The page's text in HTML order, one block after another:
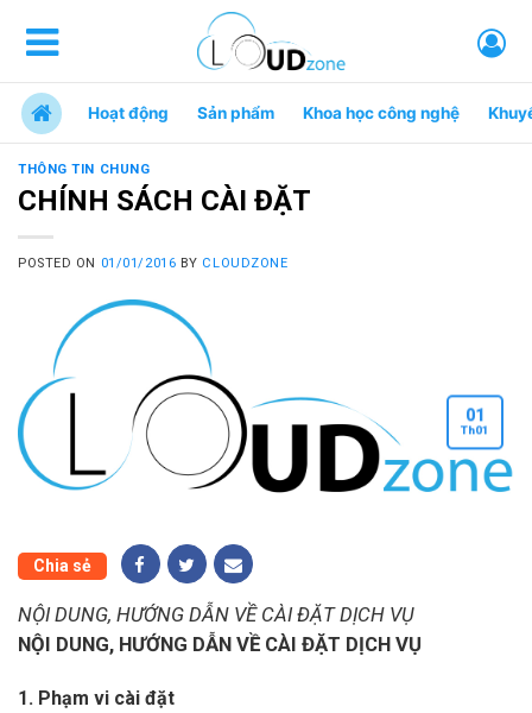
Hoạt động Sản phẩm Khoa học công nghệ
THÔNG TIN CHUNG
CHÍNH SÁCH CÀI ĐẶT
POSTED ON 01/01/2016 BY CLOUDZONE
01
Th01
Chia sẻ
NỘI DUNG, HƯỚNG DẪN VỀ CÀI ĐẶT DỊCH VỤ
NỘI DUNG, HƯỚNG DẪN VỀ CÀI ĐẶT DỊCH VỤ
1. Phạm vi cài đặt